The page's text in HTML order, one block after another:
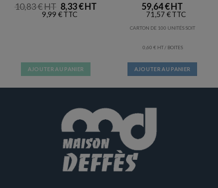
10,83€
LE
PRIX
INITIAL
8,33€
9,99 €
AJOUTER AU PANIER
59,64€
71,57 €
CARTON DE 100 UNITÉS SOIT
0,60 € / BOITES
AJOUTER AU PANIER